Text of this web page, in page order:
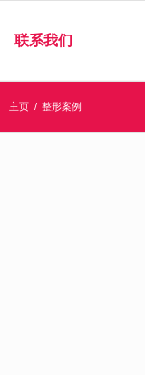
联系我们
主页 / 整形案例